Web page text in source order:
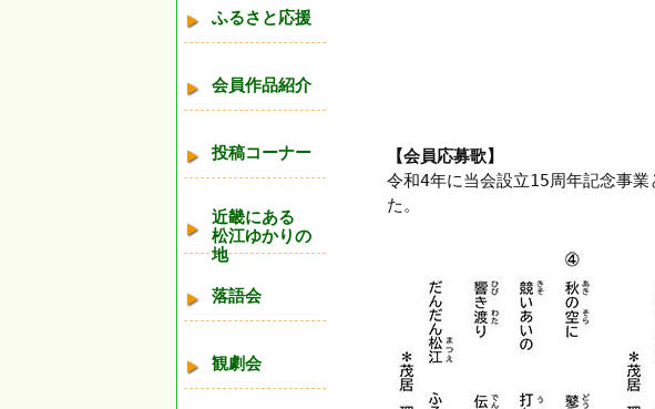
ふるさと応援
会員作品紹介
投稿コーナー
近畿にある
松江ゆかりの
地
落語会
観劇会
【会員応募歌】
令和4年に当会設立15周年記念事
た。